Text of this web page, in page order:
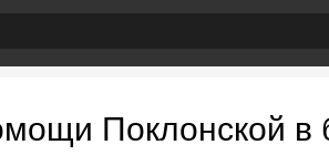
Поклонской